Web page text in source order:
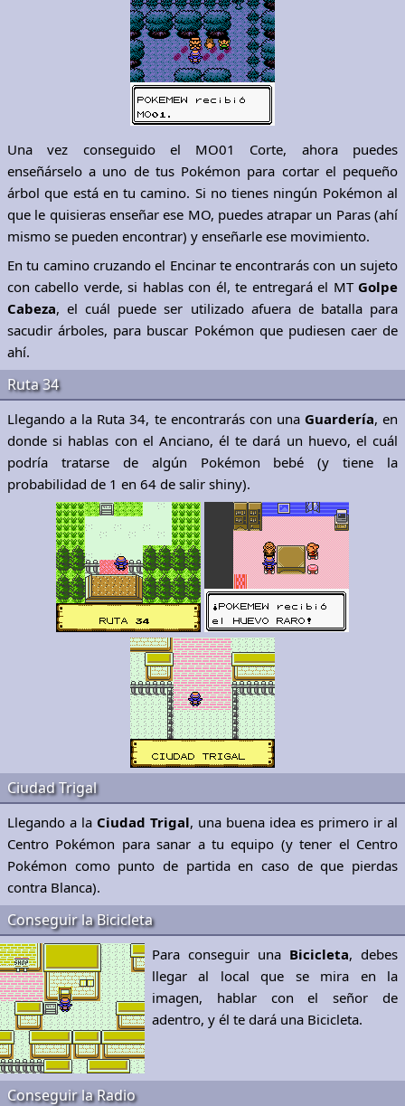
Una vez conseguido el MO01 Corte, ahora puedes
enseñárselo a uno de tus Pokémon para cortar el pequeño
árbol que está en tu camino. Si no tienes ningún Pokémon al
que le quisieras enseñar ese MO, puedes atrapar un Paras (ahí
mismo se pueden encontrar) y enseñarle ese movimiento.
En tu camino cruzando el Encinar te encontrarás con un sujeto
con cabello verde, si hablas con él, te entregará el MT Golpe
Cabeza, el cuál puede ser utilizado afuera de batalla para
sacudir árboles, para buscar Pokémon que pudiesen caer de
ahí.
Ruta 34
Llegando a la Ruta 34, te encontrarás con una Guardería, en
donde si hablas con el Anciano, él te dará un huevo, el cuál
podría tratarse de algún Pokémon bebé (y tiene la
probabilidad de 1 en 64 de salir shiny).
Ciudad Trigal
Llegando a la Ciudad Trigal, una buena idea es primero ir al
Centro Pokémon para sanar a tu equipo (y tener el Centro
Pokémon como punto de partida en caso de que pierdas
contra Blanca).
Conseguir la Bicicleta
Para conseguir una Bicicleta, debes
llegar al local que se mira en la
imagen, hablar con el señor de
adentro, y él te dará una Bicicleta.
Conseguir la Radio